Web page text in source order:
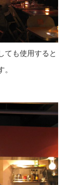
ても使用すると